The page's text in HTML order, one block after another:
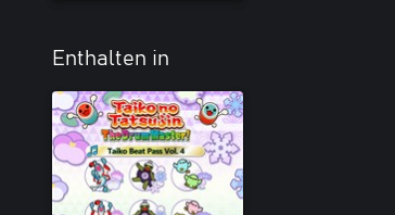
Enthalten in